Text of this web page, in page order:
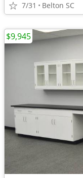
7/31 Belton SC
$9,945